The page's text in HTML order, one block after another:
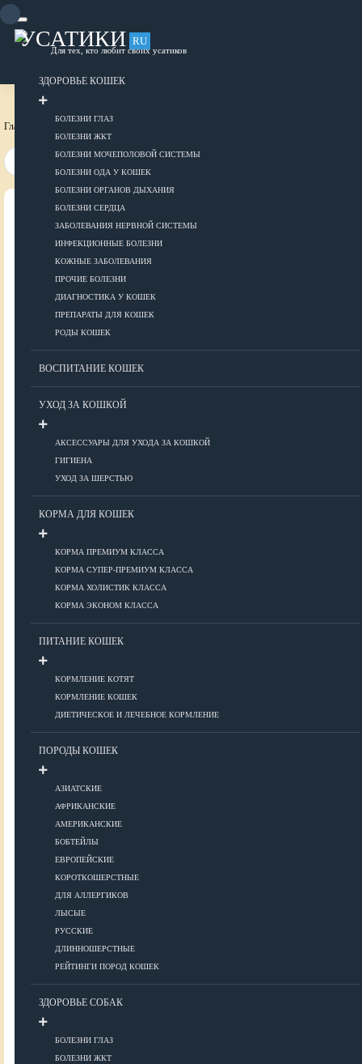
Skip
to
contentУСАТИКИ RU
Для тех, кто любит своих усатиков
РАЗМЕСТИТЬ ОБЪЯВЛЕНИЕ
ЗДОРОВЬЕ КОШЕК
БОЛЕЗНИ ГЛАЗ
БОЛЕЗНИ ЖКТ
БОЛЕЗНИ МОЧЕПОЛОВОЙ СИСТЕМЫ
БОЛЕЗНИ ОДА У КОШЕК
БОЛЕЗНИ ОРГАНОВ ДЫХАНИЯ
БОЛЕЗНИ СЕРДЦА
ЗАБОЛЕВАНИЯ НЕРВНОЙ СИСТЕМЫ
ИНФЕКЦИОННЫЕ БОЛЕЗНИ
КОЖНЫЕ ЗАБОЛЕВАНИЯ
ПРОЧИЕ БОЛЕЗНИ
ДИАГНОСТИКА У КОШЕК
ПРЕПАРАТЫ ДЛЯ КОШЕК
РОДЫ КОШЕК
ВОСПИТАНИЕ КОШЕК
УХОД ЗА КОШКОЙ
АКСЕССУАРЫ ДЛЯ УХОДА ЗА КОШКОЙ
ГИГИЕНА
УХОД ЗА ШЕРСТЬЮ
КОРМА ДЛЯ КОШЕК
КОРМА ПРЕМИУМ КЛАССА
КОРМА СУПЕР-ПРЕМИУМ КЛАССА
КОРМА ХОЛИСТИК КЛАССА
КОРМА ЭКОНОМ КЛАССА
ПИТАНИЕ КОШЕК
КОРМЛЕНИЕ КОТЯТ
КОРМЛЕНИЕ КОШЕК
ДИЕТИЧЕСКОЕ И ЛЕЧЕБНОЕ КОРМЛЕНИЕ
ПОРОДЫ КОШЕК
АЗИАТСКИЕ
АФРИКАНСКИЕ
АМЕРИКАНСКИЕ
БОБТЕЙЛЫ
ЕВРОПЕЙСКИЕ
КОРОТКОШЕРСТНЫЕ
ДЛЯ АЛЛЕРГИКОВ
ЛЫСЫЕ
РУССКИЕ
ДЛИННОШЕРСТНЫЕ
РЕЙТИНГИ ПОРОД КОШЕК
ЗДОРОВЬЕ СОБАК
БОЛЕЗНИ ГЛАЗ
БОЛЕЗНИ ЖКТ
ОБЪЯВЛЕНИЯ
Главная страница
ВСЕ О КОШКАХ
Болезни глаз
Болезни ЖКТ
Кожные заболевания
Диагностика у кошек
Препараты для кошек
Роды кошек
Аксессуары для ухода
Гигиена
Уход за шерстью
Корма премиум класса
Корма супер-премиум класса
Корма холистик класса
Корма эконом класса
ПИТАНИЕ
Кормление котят
Кормление кошек
Диетическое и лечебное кормление